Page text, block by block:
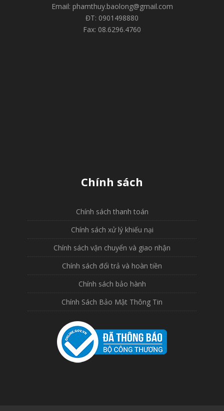
Email: phamthuy.baolong@gmail.com
ĐT: 0901498880
Fax: 08.6296.4760
Chính sách
Chính sách thanh toán
Chính sách xử lý khiếu nại
Chính sách vận chuyển và giao nhận
Chính sách đổi trả và hoàn tiền
Chính sách bảo hành
Chính Sách Bảo Mật Thông Tin